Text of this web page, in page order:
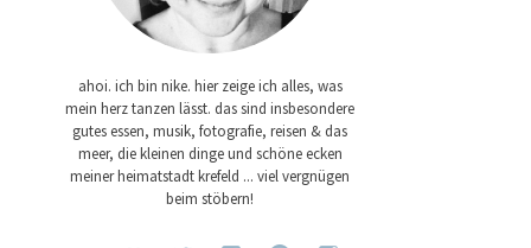
ahoi. ich bin nike. hier zeige ich alles, was
mein herz tanzen lässt. das sind insbesondere
gutes essen, musik, fotografie, reisen & das
meer, die kleinen dinge und schöne ecken
meiner heimatstadt krefeld ... viel vergnügen
beim stöbern!